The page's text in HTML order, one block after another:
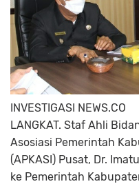
INVESTIGASI NEWS.CO
LANGKAT. Staf Ahli
Asosiasi Pemerintah
(APKASI) Pusat, Dr.
ke Pemerintah